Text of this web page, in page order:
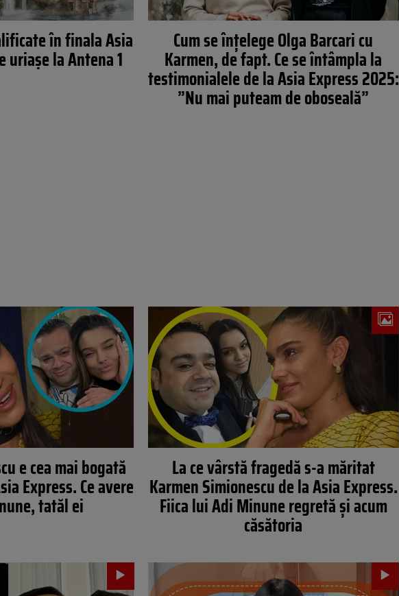
în finala Asia
uriașe la Antena 1
Cum se înțelege Olga Barcari cu
Karmen, de fapt. Ce se întâmpla la
testimonialele de la Asia Express 2025:
”Nu mai puteam de oboseală”
e cea mai bogată
Express. Ce avere
tatăl ei
La ce vârstă fragedă s-a măritat
Karmen Simionescu de la Asia Express.
Fiica lui Adi Minune regretă și acum
căsătoria